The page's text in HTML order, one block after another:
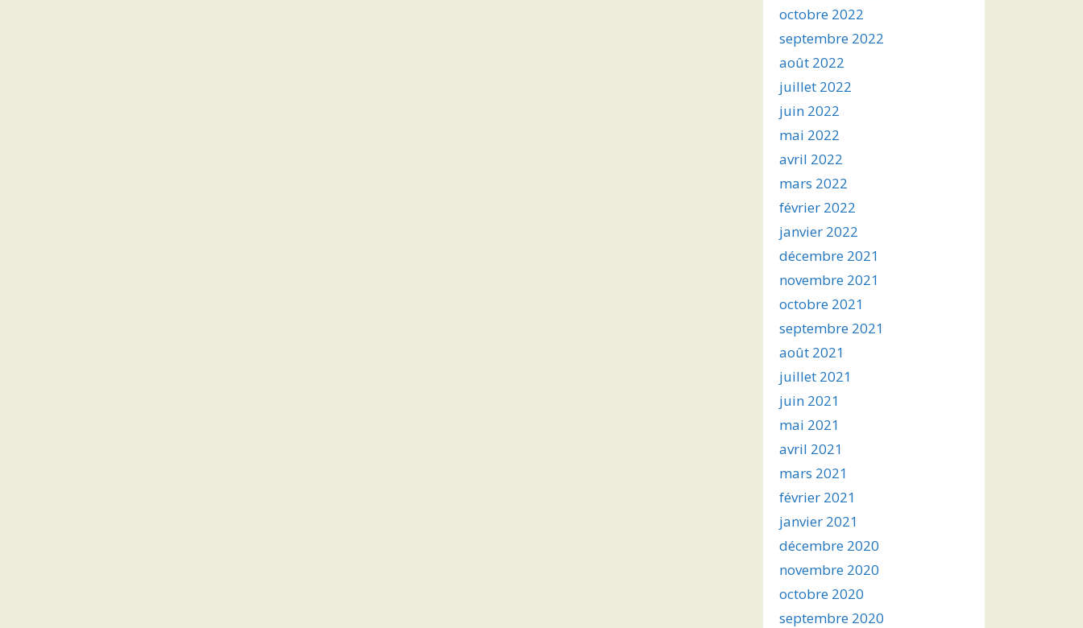
octobre 2022
septembre 2022
août 2022
juillet 2022
juin 2022
mai 2022
avril 2022
mars 2022
février 2022
janvier 2022
décembre 2021
novembre 2021
octobre 2021
septembre 2021
août 2021
juillet 2021
juin 2021
mai 2021
avril 2021
mars 2021
février 2021
janvier 2021
décembre 2020
novembre 2020
octobre 2020
septembre 2020